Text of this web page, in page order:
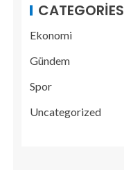
CATEGORIES
Ekonomi
Gündem
Spor
Uncategorized